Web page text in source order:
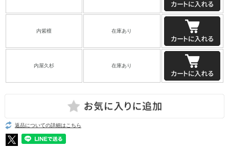
内紫檀 在庫あり
内屋久杉 在庫あり
返品についての詳細はこちら